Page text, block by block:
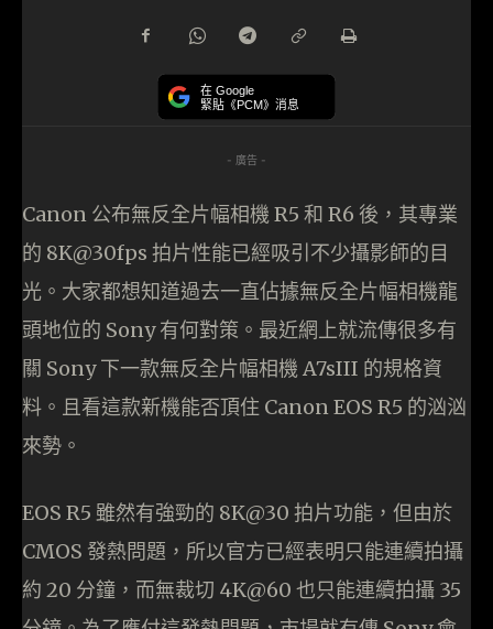
在 Google
緊貼《PCM》消息
- 廣告 -
Canon 公布無反全片幅相機 R5 和 R6 後，其專業
的 8K@30fps 拍片性能已經吸引不少攝影師的目
光。大家都想知道過去一直佔據無反全片幅相機龍
頭地位的 Sony 有何對策。最近網上就流傳很多有
關 Sony 下一款無反全片幅相機 A7sIII 的規格資
料。且看這款新機能否頂住 Canon EOS R5 的汹汹
來勢。
EOS R5 雖然有強勁的 8K@30 拍片功能，但由於
CMOS 發熱問題，所以官方已經表明只能連續拍攝
約 20 分鐘，而無裁切 4K@60 也只能連續拍攝 35